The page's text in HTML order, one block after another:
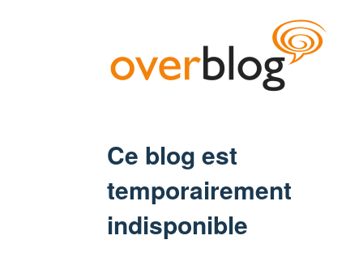
Ce blog est
temporairement
indisponible